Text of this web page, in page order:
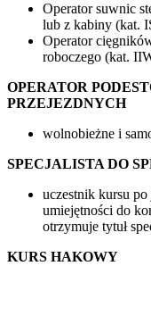
Operator suwnic
lub z kabiny (kat.
Operator
roboczego (kat.
OPERATOR
PRZEJEZDNYCH
wolnobieżne i
SPECJALISTA DO
uczestnik kursu
umiejętności do
otrzymuje tytuł
KURS HAKOWY